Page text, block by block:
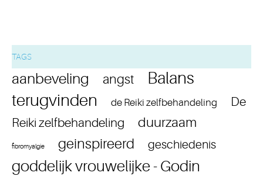
TAGS
aanbeveling angst
Balans
terugvinden
de Reiki zelfbehandeling
De
Reiki zelfbehandeling
duurzaam
fibromyalgie geinspireerd geschiedenis
goddelijk vrouwelijke - Godin